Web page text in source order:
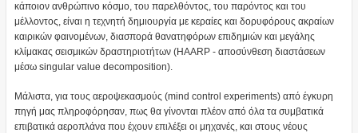
κάποιον ανθρώπινο κόσμο, του παρελθόντος, του παρόντος και του
μέλλοντος, είναι η τεχνητή δημιουργία με κεραίες και δορυφόρους ακραίων
καιρικών φαινομένων, διασπορά θανατηφόρων επιδημιών και μεγάλης
κλίμακας σεισμικών δραστηριοτήτων (ΗΑΑRP - αποσύνθεση διαστάσεων
μέσω singular value decomposition).
Μάλιστα, για τους αεροψεκασμούς (mind control experiments) από έγκυρη
πηγή μας πληροφόρησαν, πως θα γίνονται πλέον από όλα τα συμβατικά
επιβατικά αεροπλάνα που έχουν επιλέξει οι μηχανές, και στους νέους